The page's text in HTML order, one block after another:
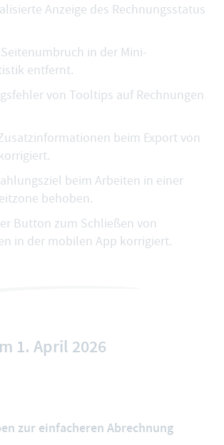
Anzeige des Rechnungsstatus
in der Mini-
entfernt.
von Tooltips auf Rechnungen
beim Export von
beim Arbeiten in einer
behoben.
Button zum Schließen von
in der mobilen App korrigiert.
1. April 2026
zur einfacheren Abrechnung